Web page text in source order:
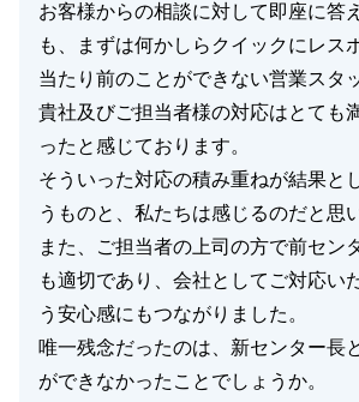
またお知り合いの方で不動産に関わ
ことがありましたら遠慮なく弊社を
せ。今後とも宜しくお願いいたしま
この度は、本当に有難うございまし
閉じる
お客様からの相談に対して即座に答
も、まずは何かしらクイックにレス
当たり前のことができない営業スタ
貴社及びご担当者様の対応はとても
ったと感じております。
そういった対応の積み重ねが結果と
うものと、私たちは感じるのだと思
また、ご担当者の上司の方で前セン
も適切であり、会社としてご対応い
う安心感にもつながりました。
唯一残念だったのは、新センター長
ができなかったことでしょうか。